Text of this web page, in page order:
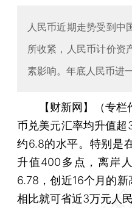
人民币近期走势受到中
所收紧，人民币计价资
素影响。年底人民币进
【财新网】（专栏
币兑美元汇率均升值
约6.8的水平。特别是
升值400多点，离岸
6.78，创近16个月的
相比就可省近3万元人民